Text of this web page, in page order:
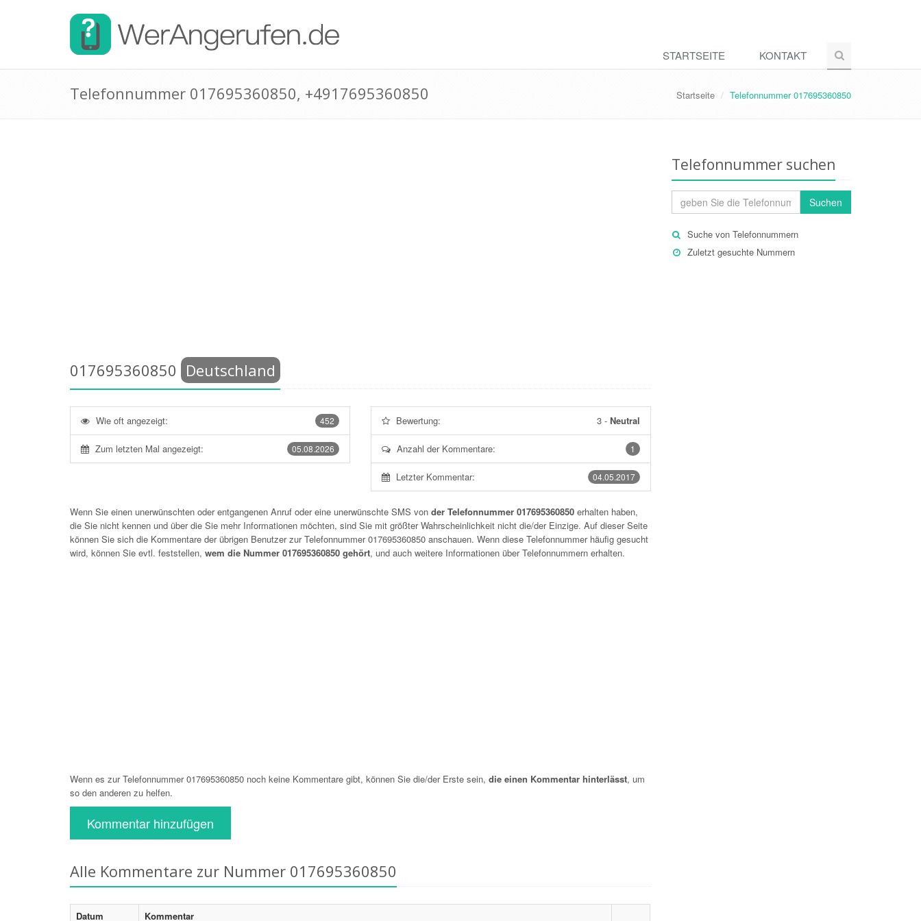
STARTSEITE KONTAKT
Telefonnummer 017695360850, +4917695360850 Startseite Telefonnummer 017695360850
017695360850 Deutschland
452
Wie oft angezeigt:
05.08.2026
Zum letzten Mal angezeigt:
Bewertung: 3- Neutral
1
Anzahl der Kommentare:
04.05.2017
Letzter Kommentar:
Wenn Sie einen unerwünschten oder entgangenen Anruf oder eine unerwünschte SMS von der Telefonnummer 017695360850 erhalten haben,
die Sie nicht kennen und über die Sie mehr Informationen möchten, sind Sie mit größter Wahrscheinlichkeit nicht die/der Einzige. Auf dieser Seite
können Sie sich die Kommentare der übrigen Benutzer zur Telefonnummer017695360850 anschauen. Wenn diese Telefonnummer häufig gesucht
wird, können Sie evtl. feststellen, wem die Nummer 017695360850 gehört, und auch weitere Informationen über Telefonnummern erhalten.
Wenn es zur Telefonnummer 017695360850 noch keine Kommentare gibt, können Sie die/der Erste sein, die einen Kommentar hinterlässt, um
so den anderen zu helfen.
Kommentar hinzufügen
Alle Kommentare zur Nummer 017695360850
Datum
Kommentar
Telefonnummer suchen
Suchen
Suche von Telefonnummern
Zuletzt gesuchte Nummern